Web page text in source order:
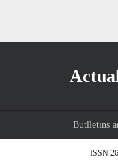
Butlletins
ISSN